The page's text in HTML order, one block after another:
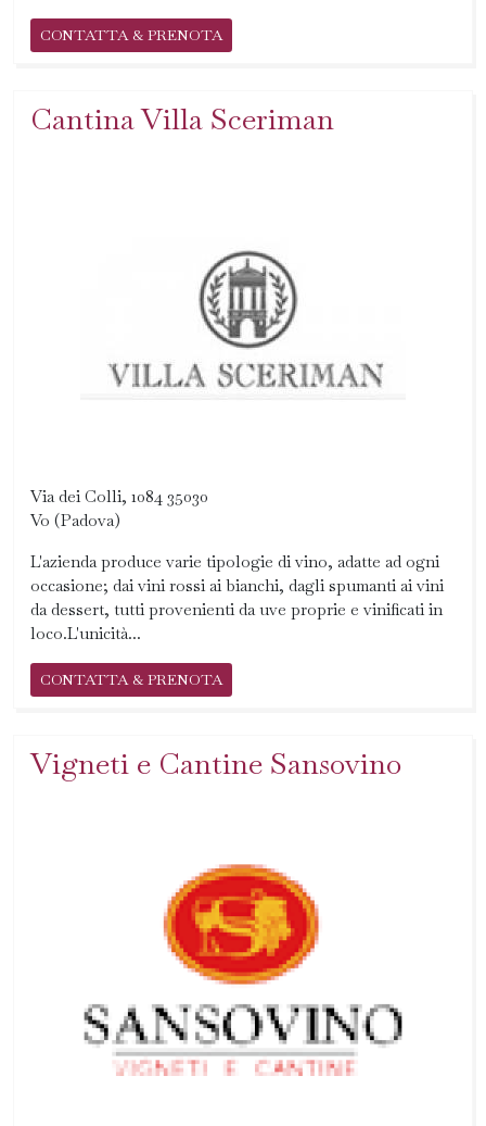
CONTATTA & PRENOTA
Cantina Villa Sceriman
Via dei Colli, 1084 35030
Vo (Padova)
L'azienda produce varie tipologie di vino, adatte ad ogni
occasione; dai vini rossi ai bianchi, dagli spumanti ai vini
da dessert, tutti provenienti da uve proprie e vinificati in
loco.L'unicità...
CONTATTA & PRENOTA
Vigneti e Cantine Sansovino